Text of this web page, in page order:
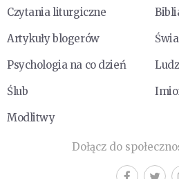
Czytania liturgiczne
Artykuły blogerów
Psychologia na co dzień
Ślub
Modlitwy
Dołącz do